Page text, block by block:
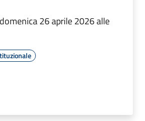
26 aprile 2026 alle